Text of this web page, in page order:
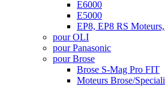
E6000
E5000
EP8, EP8 RS
pour OLI
pour Panasonic
pour Brose
Brose S-Mag Pro FIT
Moteurs Brose/